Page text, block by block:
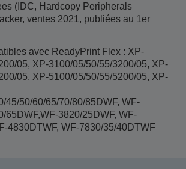
(IDC, Hardcopy Peripherals
ventes 2021, publiées au 1er
avec ReadyPrint Flex : XP-
05, XP-3100/05/50/55/3200/05, XP-
05, XP-5100/05/50/55/5200/05, XP-
45/50/60/65/70/80/85DWF, WF-
65DWF,WF-3820/25DWF, WF-
4830DTWF, WF-7830/35/40DTWF